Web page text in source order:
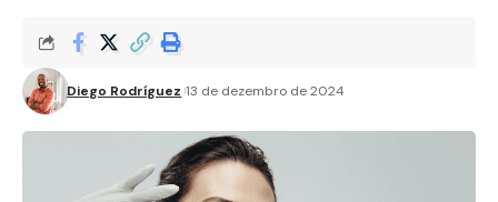
Diego Rodríguez 13 de dezembro de 2024